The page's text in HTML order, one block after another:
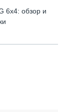
6х4: обзор и